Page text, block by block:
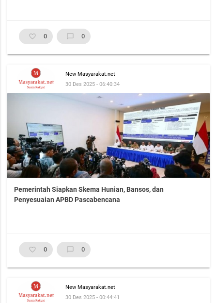
favorite_border 0 chat_bubble_outline 0
New Masyarakat.net
30 Des 2025 - 06:40:34
Pemerintah Siapkan Skema Hunian, Bansos, dan
Penyesuaian APBD Pascabencana
favorite_border 0 chat_bubble_outline 0
New Masyarakat.net
30 Des 2025 - 00:44:41